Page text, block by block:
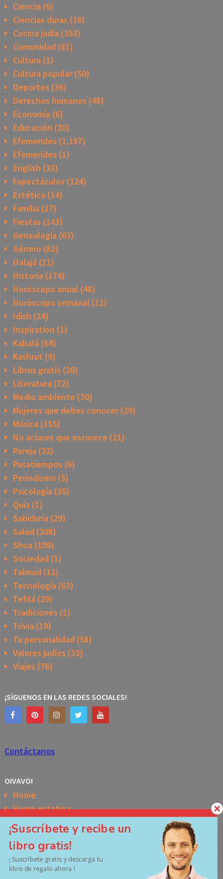
Ciencia(6)
Ciencias duras (16)
Cocina judía(353)
Comunidad(81)
Cultura(1)
Cultura popular(50)
Deportes (36)
Derechos humanos (48)
Economía(6)
Educación (20)
Efemerides (1,187)
Efemerides (1)
English (33)
Espectáculos (124)
Estética(14)
Familia(17)
Fiestas (143)
Genealogía(63)
Género (82)
Halajá(11)
Historia(174)
Horóscopo anual (48)
Horóscopo semanal (12)
Idish (24)
Inspiration (1)
Kabalá(64)
Kashrut (9)
Libros gratis (20)
Literatura(72)
Medio ambiente (30)
Mujeres que debes conocer(29)
Música(155)
No aclares que oscurece (21)
Pareja(32)
Pasatiempos (6)
Periodismo (5)
Psicología(35)
Quiz (1)
Sabiduría(29)
Salud (208)
Shoa(109)
Sociedad(1)
Talmud (12)
Tecnología(63)
Tefilá(29)
Tradiciones (1)
Trivia(19)
Tu personalidad(58)
Valores judíos (33)
Viajes (76)
¡SÍGUENOS EN LAS REDES SOCIALES!
Contáctanos
OIVAVOI
Home
Home estatica
Horóscopo semanal de la Kabbalah
Memes
No Access
Políticas de privacidad
Términos y Condiciones
¡Suscríbete y recibe un
libro gratis!
¡ Suscríbete gratis y descarga tu
libro de regalo ahora !